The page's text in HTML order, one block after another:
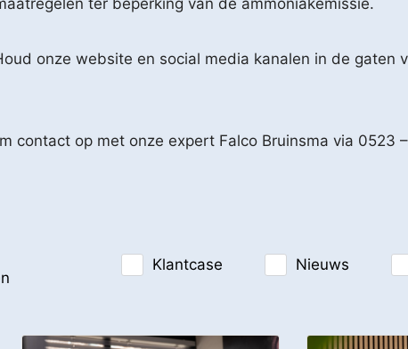
ter beperking van de ammoniakemissie.
onze website en social media kanalen in de gaten
contact op met onze expert Falco Bruinsma via 0523
Klantcase Nieuws